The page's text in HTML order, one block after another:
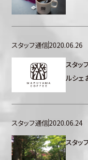
スタッフ通信2020.06.26
スタッ
ルシェ
スタッフ通信2020.06.24
スタッ